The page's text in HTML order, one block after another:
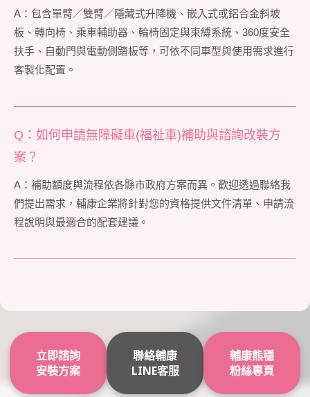
A：包含單臂／雙臂／隱藏式升降機、嵌入式或鋁合金斜坡
板、轉向椅、乘車輔助器、輪椅固定與束縛系統、360度安全
扶手、自動門與電動側踏板等，可依不同車型與使用需求進行
客製化配置。
Q：如何申請無障礙車(福祉車)補助與諮詢改裝方
案？
A：補助額度與流程依各縣市政府方案而異。歡迎透過聯絡我
們提出需求，輔康企業將針對您的資格提供文件清單、申請流
程說明與最適合的配套建議。
立即諮詢
安裝方案
聯絡輔康
LINE客服
輔康熊穩
粉絲專頁